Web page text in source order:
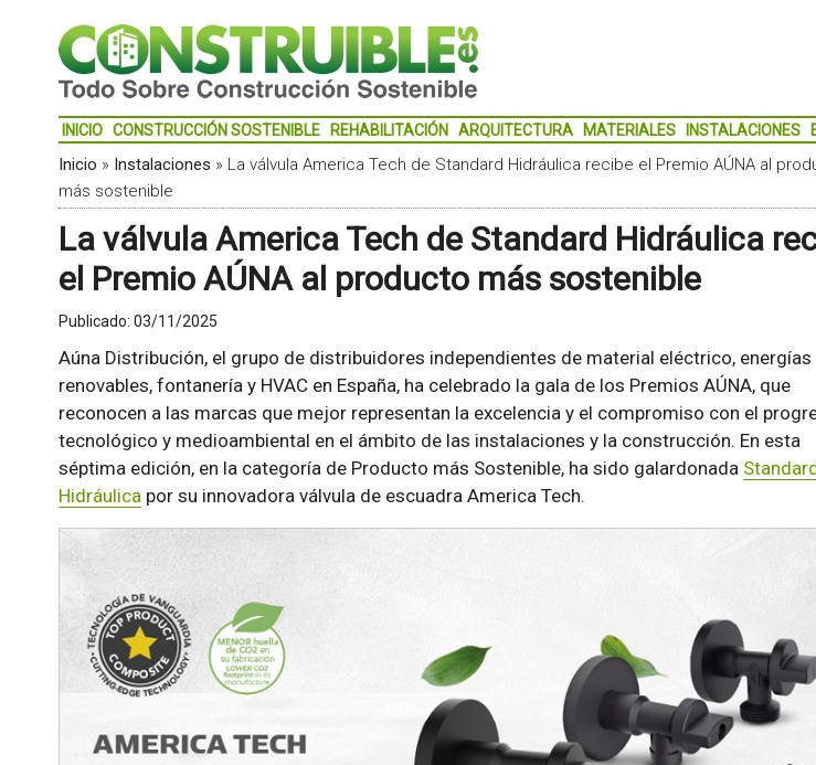
INICIO CONSTRUCCIÓN SOSTENIBLE REHABILITACIÓN ARQUITECTURA MATERIALES INSTALACIONES
Inicio » Instalaciones » La válvula America Tech de Standard Hidráulica recibe el Premio AÚNA al
más sostenible
La válvula America Tech de Standard Hidráulica
el Premio AÚNA al producto más sostenible
Publicado: 03/11/2025
Aúna Distribución, el grupo de distribuidores independientes de material eléctrico, energías
renovables, fontanería y HVAC en España, ha celebrado la gala de los Premios AÚNA, que
reconocen a las marcas que mejor representan la excelencia y el compromiso con el
tecnológico y medioambiental en el ámbito de las instalaciones y la construcción. En esta
séptima edición, en la categoría de Producto más Sostenible, ha sido galardonada
Hidráulicapor su innovadora válvula de escuadra America Tech.